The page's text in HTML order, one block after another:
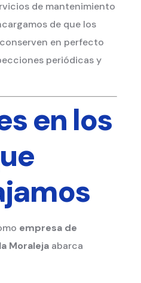
de mantenimiento
de que los
en perfecto
periódicas y
en los
empresa de
Moraleja abarca